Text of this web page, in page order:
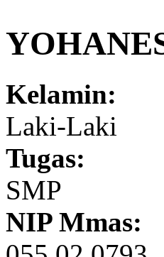
Kelamin:
Laki-Laki
Tugas:
SMP
NIP Mmas: